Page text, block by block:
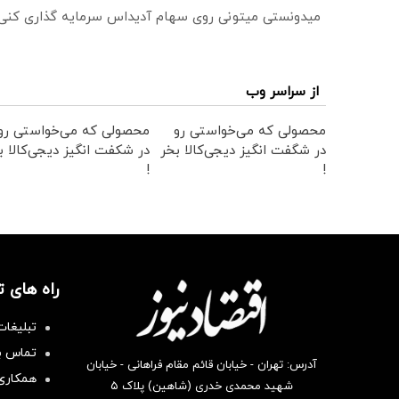
میدونستی میتونی روی سهام آدیداس سرمایه گذاری
از سراسر وب
محصولی که می‌خواستی رو
در شگفت انگیز دیجی‌کالا بخر
!
محصولی که می‌خواستی
در شکفت انگیز دیجی‌کالا
!
آدرس: تهران - خیابان قائم مقام فراهانی - خیابان
شهید محمدی خدری (شاهین) پلاک ۵
راه
تماس